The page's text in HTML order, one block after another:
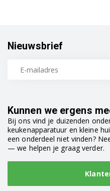
Kunnen we ergens
Bij ons vind je duizenden
keukenapparatuur en kleine
een onderdeel niet vinden?
— we helpen je graag verder.
Nieuwsbrief